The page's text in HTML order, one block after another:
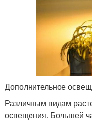
Дополнительное
Различным видам
освещения. Большей